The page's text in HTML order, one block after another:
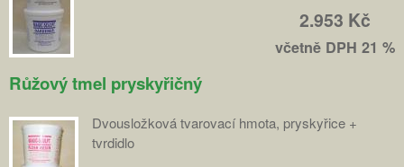
2.953 Kč
včetně DPH 21 %
Růžový tmel pryskyřičný
Dvousložková tvarovací hmota, pryskyřice +
tvrdidlo